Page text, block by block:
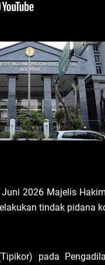
2026 Majelis
tindak pidana
pada